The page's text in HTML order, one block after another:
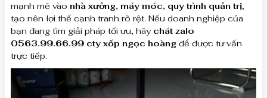
mạnh mẽ vào nhà xưởng, máy móc, quy trình quản trị,
tạo nên lợi thế cạnh tranh rõ rệt. Nếu doanh nghiệp của
bạn đang tìm giải pháp tối ưu, hãy chát zalo
0563.99.66.99 cty xốp ngọc hoàng để được tư vấn
trực tiếp.